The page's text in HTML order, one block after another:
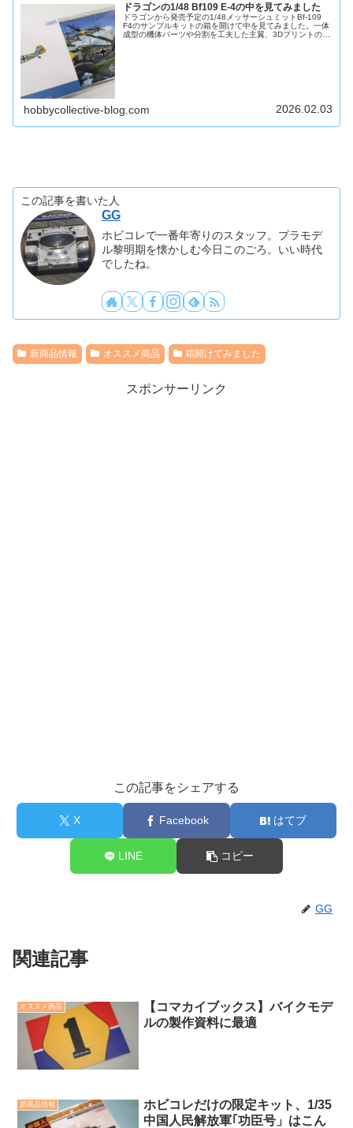
ドラゴンの1/48 Bf109 E-4の中を見てみました
ドラゴンから発売予定の1/48メッサーシュミットBf-109
F4のサンプルキットの箱を開けて中を見てみました。一体
成型の機体パーツや分割を工夫した主翼、3Dプリントのエ
hobbycollective-blog.com 2026.02.03
この記事を書いた人
GG
ホビコレで一番年寄りのスタッフ。プラモデ
ル黎明期を懐かしむ今日このごろ。いい時代
でしたね。
新商品情報 オススメ商品 箱開けてみました
スポンサーリンク
この記事をシェアする
X Facebook はてブ
LINE コピー
GG
関連記事
オススメ商品
【コマカイブックス】バイクモデ
ルの製作資料に最適
新商品情報
ホビコレだけの限定キット、1/35
中国人民解放軍｢功臣号」はこん